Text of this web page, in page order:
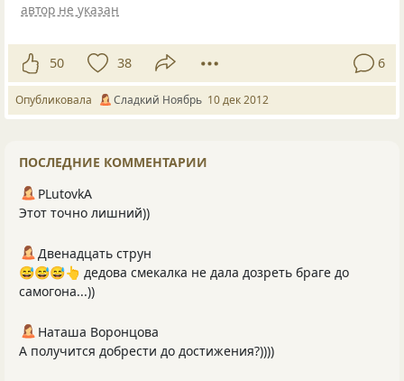
автор не указан
50 38 6
Опубликовала Сладкий Ноябрь 10 дек 2012
ПОСЛЕДНИЕ КОММЕНТАРИИ
PLutоvkА
Этот точно лишний))
Двенадцать струн
😅😅😅👆 дедова смекалка не дала дозреть браге до
самогона...))
Наташа Воронцова
А получится добрести до достижения?))))